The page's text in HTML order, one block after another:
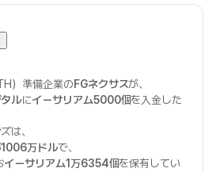
）準備企業のFGネクサスが、
ルにイーサリアム5000個を入金した
は、
1006万ドルで、
イーサリアム1万6354個を保有してい